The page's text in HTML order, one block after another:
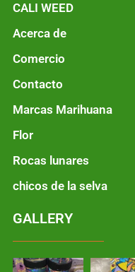
CALI WEED
Acerca de
Comercio
Contacto
Marcas Marihuana
Flor
Rocas lunares
chicos de la selva
GALLERY